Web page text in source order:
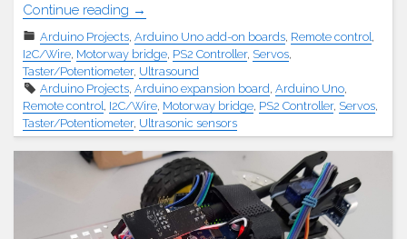
Continue reading "RC
Auto
mit
PS2
Controller"
→
Arduino Projects Arduino Uno add-on boards Remote control
I2C/Wire Motorway bridge PS2 Controller, Servos
Taster/Potentiometer, Ultrasound
Arduino Projects Arduino expansion board Arduino Uno
Remote control I2C/Wire Motorway bridge PS2 Controller, Servos
Taster/Potentiometer, Ultrasonic sensors